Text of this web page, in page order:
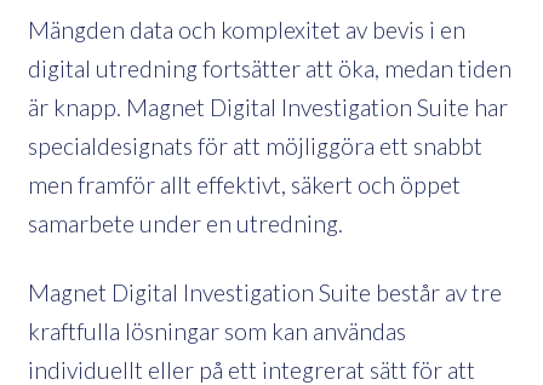
Mängden data och komplexitet av bevis i en
digital utredning fortsätter att öka, medan tiden
är knapp. Magnet Digital Investigation Suite har
specialdesignats för att möjliggöra ett snabbt
men framför allt effektivt, säkert och öppet
samarbete under en utredning.
Magnet Digital Investigation Suite består av tre
kraftfulla lösningar som kan användas
individuellt eller på ett integrerat sätt för att